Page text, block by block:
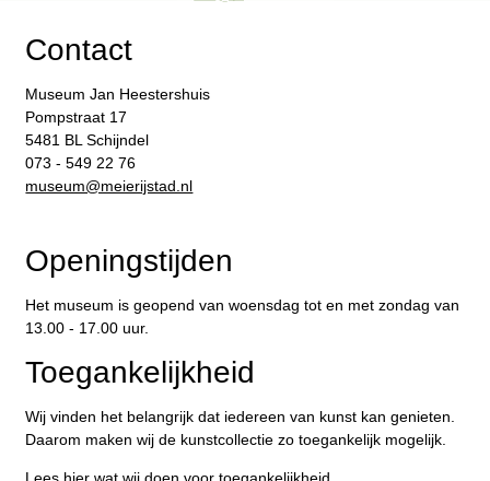
Contact
Museum Jan Heestershuis
Pompstraat 17
5481 BL Schijndel
073 - 549 22 76
​museum@meierijstad.nl
Openingstijden
Het museum is geopend van woensdag tot en met zondag van
13.00 - 17.00 uur.
Toegankelijkheid
Wij vinden het belangrijk dat iedereen van kunst kan genieten.
Daarom maken wij de kunstcollectie zo toegankelijk mogelijk.
Lees hier wat wij doen voor toegankelijkheid